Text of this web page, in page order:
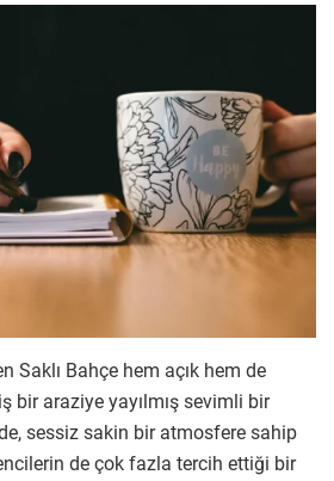
Saklı Bahçe hem açık hem de
bir araziye yayılmış sevimli bir
sessiz sakin bir atmosfere sahip
de çok fazla tercih ettiği bir